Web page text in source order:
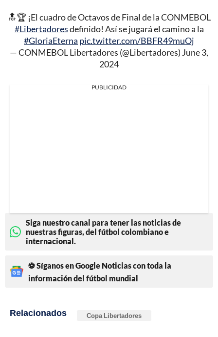
🔝🏆 ¡El cuadro de Octavos de Final de la CONMEBOL
#Libertadoresdefinido! Así se jugará el camino a la
#GloriaEterna pic.twitter.com/BBFR49muOj
— CONMEBOL Libertadores (@Libertadores) June 3,
2024
PUBLICIDAD
Siga nuestro canal para tener las noticias de
nuestras figuras, del fútbol colombiano e
internacional.
⚽ Síganos en Google Noticias con toda la
información del fútbol mundial
Relacionados Copa Libertadores